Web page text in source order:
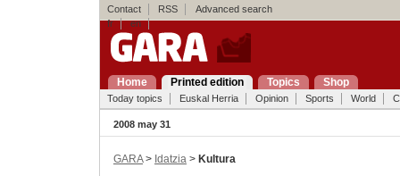
Contact RSS
Advanced search
fr
en
Home Printed edition Topics Shop
Today topics Euskal Herria Opinion Sports World
2008 may 31
GARA> Idatzia > Kultura